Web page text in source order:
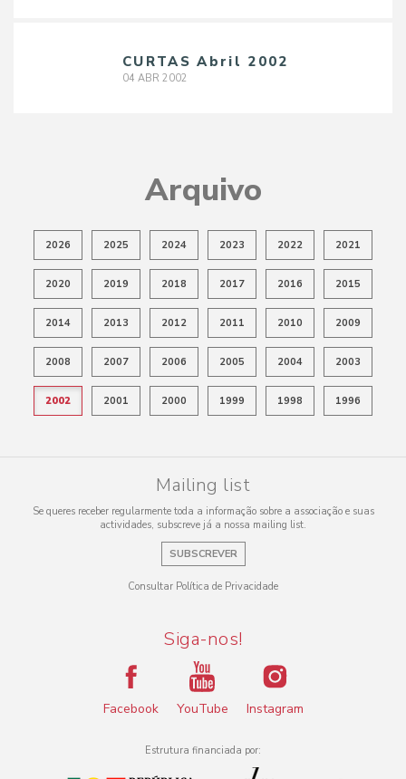
CURTAS Abril 2002
04 ABR 2002
Arquivo
2026 2025 2024 2023 2022 2021
2020 2019 2018 2017 2016 2015
2014 2013 2012 2011 2010 2009
2008 2007 2006 2005 2004 2003
2002 2001 2000 1999 1998 1996
Mailing list
Se queres receber regularmente toda a informação sobre a associação e suas
actividades, subscreve já a nossa mailing list.
SUBSCREVER
Consultar Política de Privacidade
Siga-nos!
Facebook YouTube Instagram
Estrutura financiada por: